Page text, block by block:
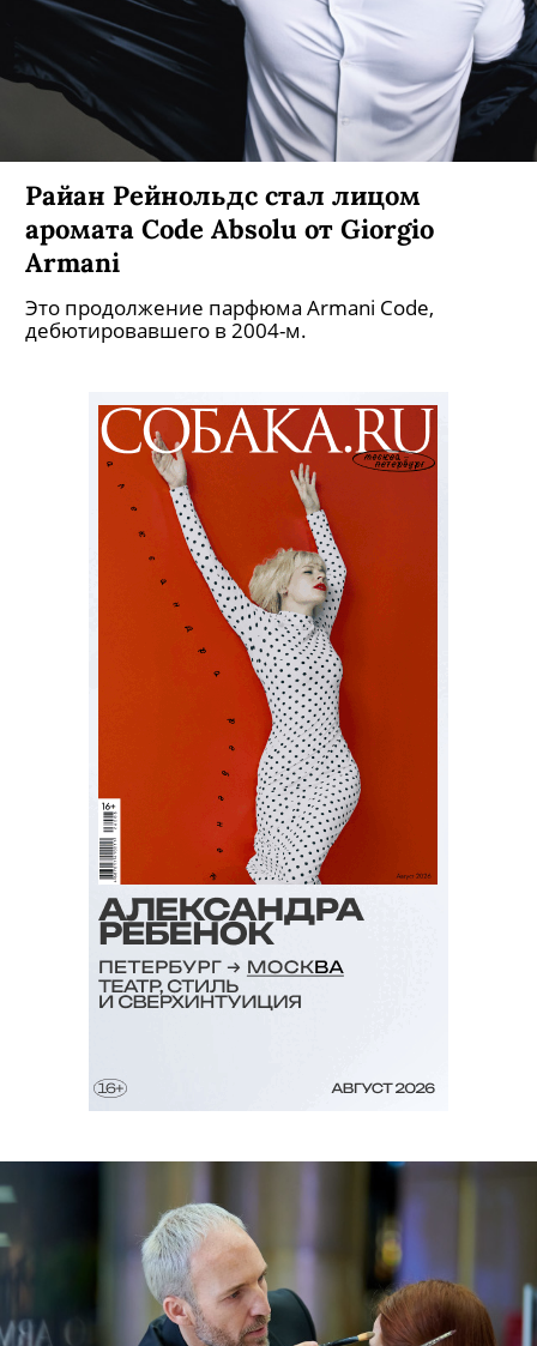
Райан Рейнольдс стал лицом
аромата Code Absolu от Giorgio
Armani
Это продолжение парфюма Armani Code,
дебютировавшего в 2004-м.